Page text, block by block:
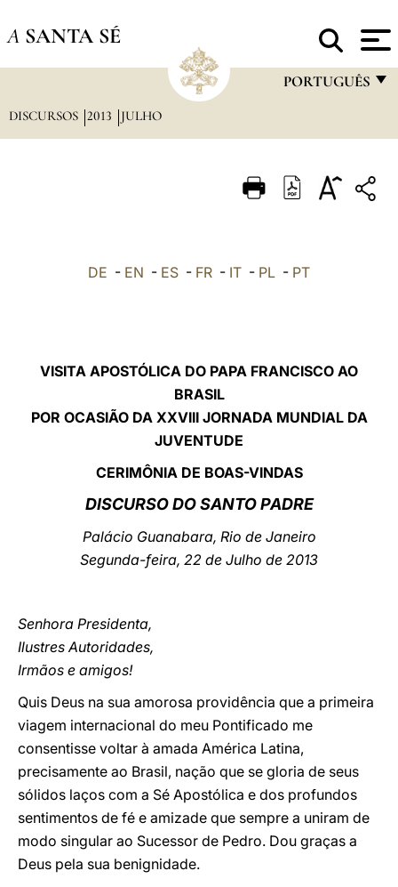
A SANTA SÉ
PORTUGUÊS
ITALIANO
LATINE
DISCURSOS 2013 JULHO
DE - EN - ES - FR - IT - PL - PT
VISITA APOSTÓLICA DO PAPA FRANCISCO AO
BRASIL
POR OCASIÃO DA XXVIII JORNADA MUNDIAL DA
JUVENTUDE
CERIMÔNIA DE BOAS-VINDAS
DISCURSO DO SANTO PADRE
Palácio Guanabara, Rio de Janeiro
Segunda-feira, 22 de Julho de 2013
Senhora Presidenta,
Ilustres Autoridades,
Irmãos e amigos!
Quis Deus na sua amorosa providência que a primeira
viagem internacional do meu Pontificado me
consentisse voltar à amada América Latina,
precisamente ao Brasil, nação que se gloria de seus
sólidos laços com a Sé Apostólica e dos profundos
sentimentos de fé e amizade que sempre a uniram de
modo singular ao Sucessor de Pedro. Dou graças a
Deus pela sua benignidade.